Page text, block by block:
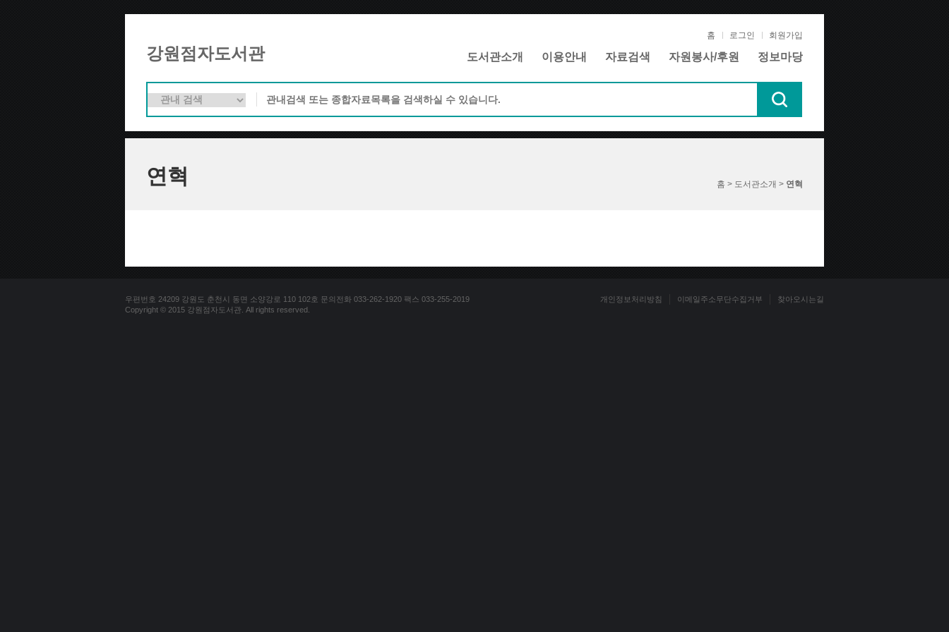
강원점자도서관
홈 로그인 회원가입
도서관소개 이용안내 자료검색 자원봉사/후원 정보마당
연혁 홈 > 도서관소개 > 연혁
우편번호 24209 강원도 춘천시 동면 소양강로 110 102호 문의전화 033-262-1920 팩스 033-255-2019
Copyright © 2015 강원점자도서관. All rights reserved.
개인정보처리방침 이메일주소무단수집거부 찾아오시는길